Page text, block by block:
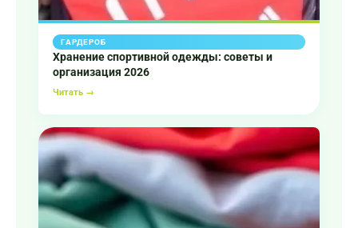
ГАРДЕРОБ
Хранение спортивной одежды: советы и
организация 2026
Читать →